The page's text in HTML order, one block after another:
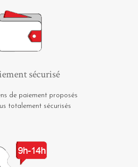
sécurisé
de paiement proposés
totalement sécurisés